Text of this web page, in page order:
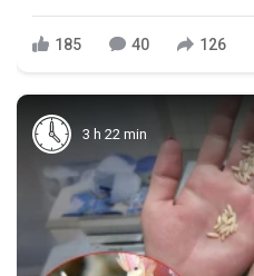
185 40 126
3 h 22 min